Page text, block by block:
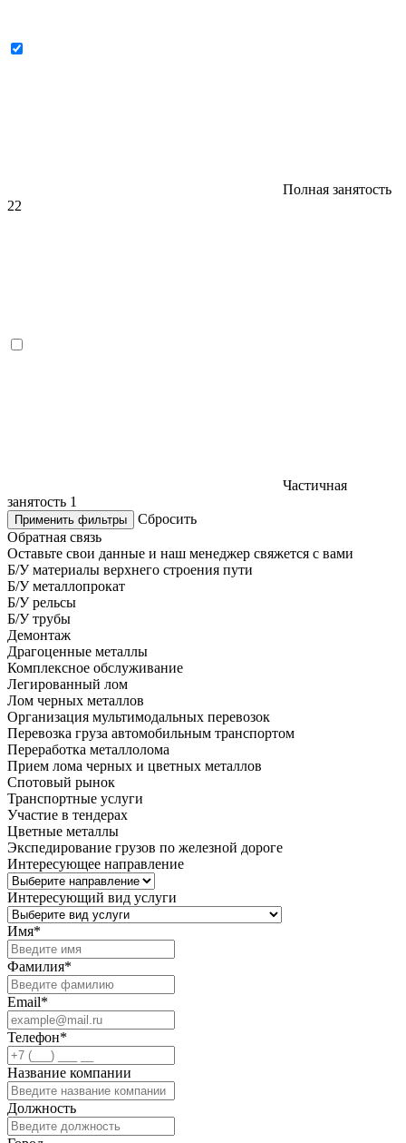
Полная занятость
22
Частичная
занятость 1
Применить фильтры
Сбросить
Обратная связь
Оставьте свои данные и наш менеджер свяжется с вами
Б/У материалы верхнего строения пути
Б/У металлопрокат
Б/У рельсы
Б/У трубы
Демонтаж
Драгоценные металлы
Комплексное обслуживание
Легированный лом
Лом черных металлов
Организация мультимодальных перевозок
Перевозка груза автомобильным транспортом
Переработка металлолома
Прием лома черных и цветных металлов
Спотовый рынок
Транспортные услуги
Участие в тендерах
Цветные металлы
Экспедирование грузов по железной дороге
Интересующее направление
Интересующий вид услуги
Имя*
Фамилия*
Email*
Телефон*
Название компании
Должность